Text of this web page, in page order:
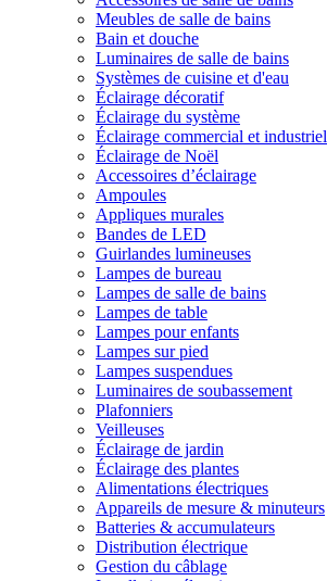
Meubles de salle de bains
Bain et douche
Luminaires de salle de bains
Systèmes de cuisine et d'eau
Éclairage décoratif
Éclairage du système
Éclairage commercial et industriel
Éclairage de Noël
Accessoires d’éclairage
Ampoules
Appliques murales
Bandes de LED
Guirlandes lumineuses
Lampes de bureau
Lampes de salle de bains
Lampes de table
Lampes pour enfants
Lampes sur pied
Lampes suspendues
Luminaires de soubassement
Plafonniers
Veilleuses
Éclairage de jardin
Éclairage des plantes
Alimentations électriques
Appareils de mesure & minuteurs
Batteries & accumulateurs
Distribution électrique
Gestion du câblage